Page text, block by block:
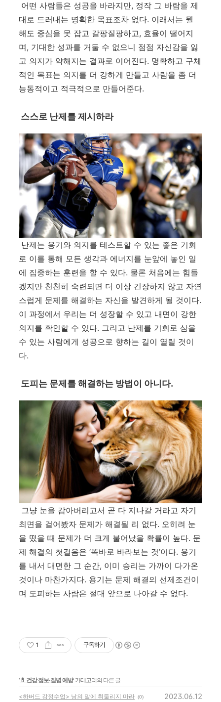
어떤 사람들은 성공을 바라지만, 정작 그 바람을 제
대로 드러내는 명확한 목표조차 없다. 이래서는 뭘
해도 중심을 못 잡고 갈팡질팡하고, 효율이 떨어지
며, 기대한 성과를 거둘 수 없으니 점점 자신감을 잃
고 의지가 약해지는 결과로 이어진다. 명확하고 구체
적인 목표는 의지를 더 강하게 만들고 사람을 좀 더
능동적이고 적극적으로 만들어준다.
스스로 난제를 제시하라
난제는 용기와 의지를 테스트할 수 있는 좋은 기회
로 이를 통해 모든 생각과 에너지를 눈앞에 놓인 일
에 집중하는 훈련을 할 수 있다. 물론 처음에는 힘들
겠지만 천천히 숙련되면 더 이상 긴장하지 않고 자연
스럽게 문제를 해결하는 자신을 발견하게 될 것이다.
이 과정에서 우리는 더 성장할 수 있고 내면이 강한
의지를 확인할 수 있다. 그리고 난제를 기회로 삼을
수 있는 사람에게 성공으로 향하는 길이 열릴 것이
다.
도피는 문제를 해결하는 방법이 아니다.
그냥 눈을 감아버리고서 곧 다 지나갈 거라고 자기
최면을 걸어봤자 문제가 해결될 리 없다. 오히려 눈
을 떴을 때 문제가 더 크게 불어났을 확률이 높다. 문
제 해결의 첫걸음은 ‘똑바로 바라보는 것’이다. 용기
를 내서 대면한 그 순간, 이미 승리는 가까이 다가온
것이나 마찬가지다. 용기는 문제 해결의 선제조건이
며 도피하는 사람은 절대 앞으로 나아갈 수 없다.
1 구독하기
' 💊 건강 정보·질병 예방' 카테고리의 다른 글
<하버드 감정수업> 남의 말에 휘둘리지 마라 (0) 2023.06.12